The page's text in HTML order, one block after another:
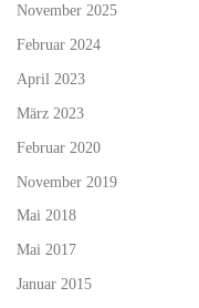
November 2025
Februar 2024
April 2023
März 2023
Februar 2020
November 2019
Mai 2018
Mai 2017
Januar 2015